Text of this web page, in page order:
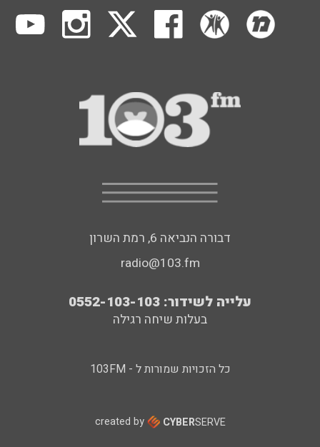
דבורה הנביאה 6, רמת השרון
radio@103.fm
עלייה לשידור: 0552-103-103
בעלות שיחה רגילה
כל הזכויות שמורות ל - 103FM
created by CYBERSERVE